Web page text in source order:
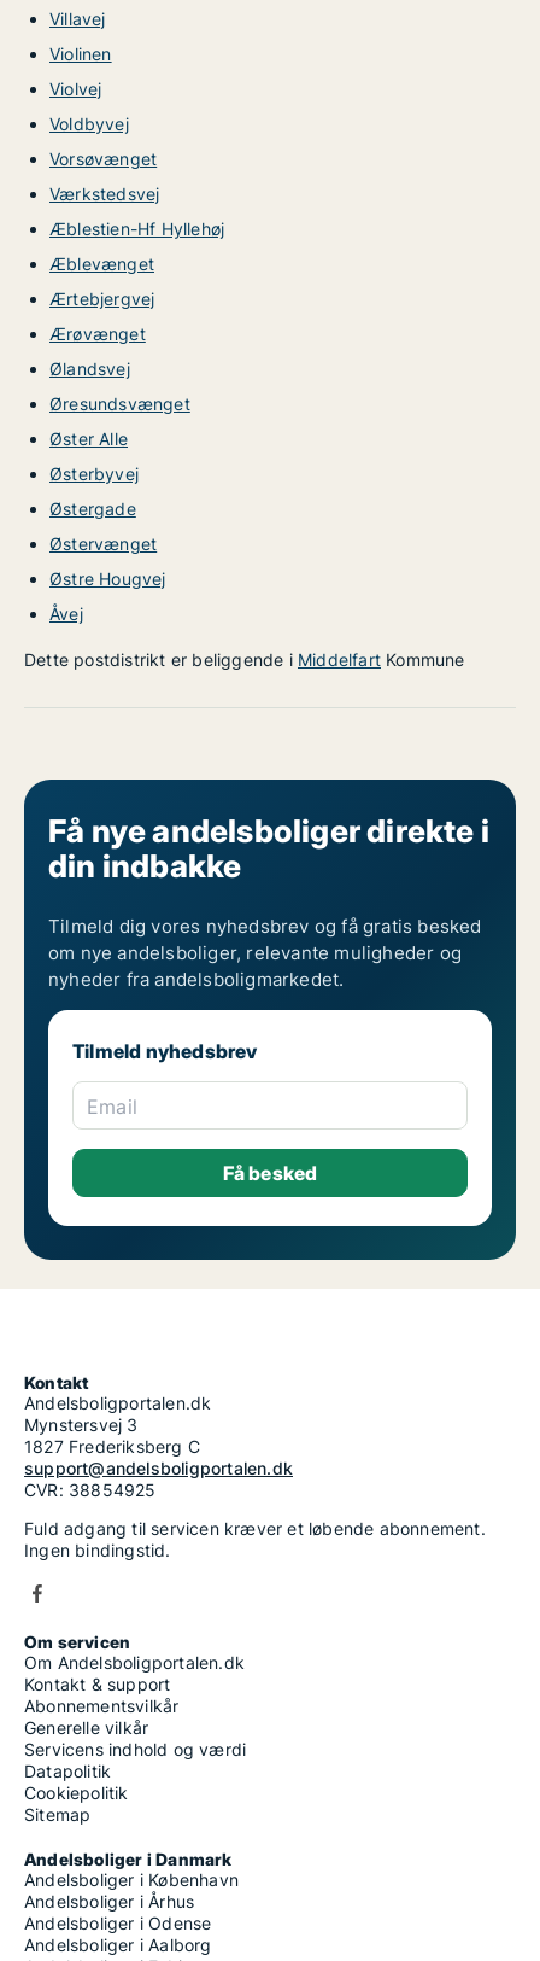
Villavej
Violinen
Violvej
Voldbyvej
Vorsøvænget
Værkstedsvej
Æblestien-Hf Hyllehøj
Æblevænget
Ærtebjergvej
Ærøvænget
Ølandsvej
Øresundsvænget
Øster Alle
Østerbyvej
Østergade
Østervænget
Østre Hougvej
Åvej
Dette postdistrikt er beliggende i Middelfart Kommune
Få nye andelsboliger direkte i
din indbakke
Tilmeld dig vores nyhedsbrev og få gratis besked
om nye andelsboliger, relevante muligheder og
nyheder fra andelsboligmarkedet.
Tilmeld nyhedsbrev
Email
Kontakt
Andelsboligportalen.dk
Mynstersvej 3
1827 Frederiksberg C
support@andelsboligportalen.dk
CVR: 38854925
Fuld adgang til servicen kræver et løbende abonnement.
Ingen bindingstid.
Om servicen
Om Andelsboligportalen.dk
Kontakt & support
Abonnementsvilkår
Generelle vilkår
Servicens indhold og værdi
Datapolitik
Cookiepolitik
Sitemap
Andelsboliger i Danmark
Andelsboliger i København
Andelsboliger i Århus
Andelsboliger i Odense
Andelsboliger i Aalborg